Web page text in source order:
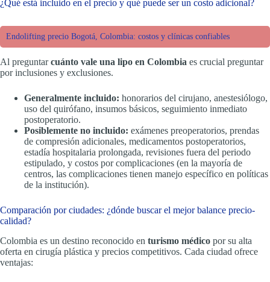
¿Qué está incluido en el precio y qué puede ser un costo adicional?
Endolifting precio Bogotá, Colombia: costos y clínicas confiables
Al preguntarcuánto vale una lipo en Colombia es crucial preguntar
por inclusiones y exclusiones.
Generalmente incluido: honorarios del cirujano, anestesiólogo,
uso del quirófano, insumos básicos, seguimiento inmediato
postoperatorio.
Posiblemente no incluido: exámenes preoperatorios, prendas
de compresión adicionales, medicamentos postoperatorios,
estadía hospitalaria prolongada, revisiones fuera del periodo
estipulado, y costos por complicaciones (en la mayoría de
centros, las complicaciones tienen manejo específico en políticas
de la institución).
Comparación por ciudades: ¿dónde buscar el mejor balance precio-
calidad?
Colombia es un destino reconocido en turismo médico por su alta
oferta en cirugía plástica y precios competitivos. Cada ciudad ofrece
ventajas: